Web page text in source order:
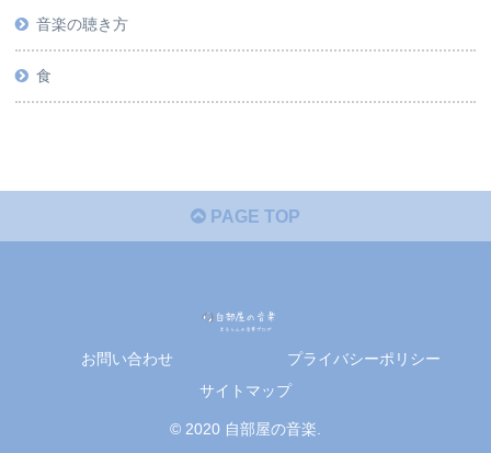
音楽の聴き方
食
PAGE TOP
お問い合わせ
プライバシーポリシー
サイトマップ
© 2020 自部屋の音楽.